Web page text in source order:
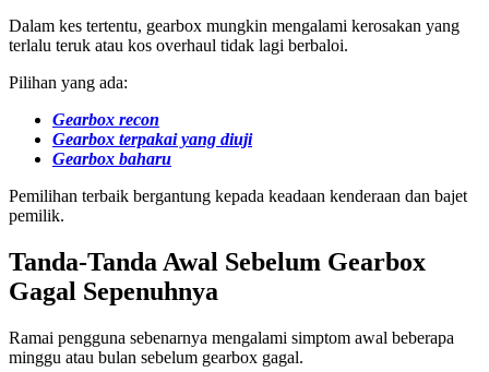
Dalam kes tertentu, gearbox mungkin mengalami kerosakan yang
terlalu teruk atau kos overhaul tidak lagi berbaloi.
Pilihan yang ada:
Gearbox recon
Gearbox terpakai yang diuji
Gearbox baharu
Pemilihan terbaik bergantung kepada keadaan kenderaan dan bajet
pemilik.
Tanda-Tanda Awal Sebelum Gearbox
Gagal Sepenuhnya
Ramai pengguna sebenarnya mengalami simptom awal beberapa
minggu atau bulan sebelum gearbox gagal.